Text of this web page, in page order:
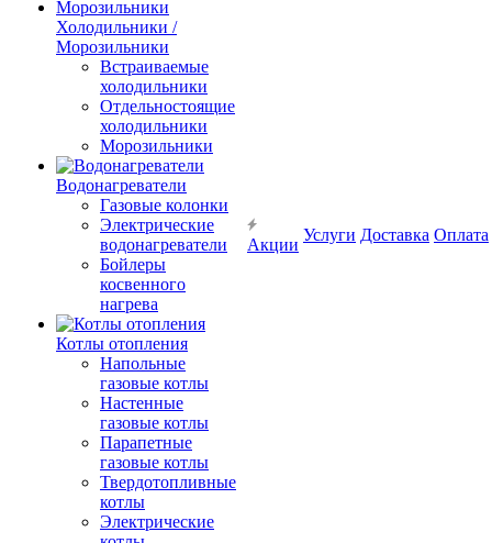
Холодильники /
Морозильники
Встраиваемые
холодильники
Отдельностоящие
холодильники
Морозильники
Водонагреватели
Газовые колонки
Электрические
водонагреватели
Бойлеры
косвенного
нагрева
Котлы отопления
Напольные
газовые котлы
Настенные
газовые котлы
Парапетные
газовые котлы
Твердотопливные
котлы
Электрические
Акции
Услуги Доставка Оплата